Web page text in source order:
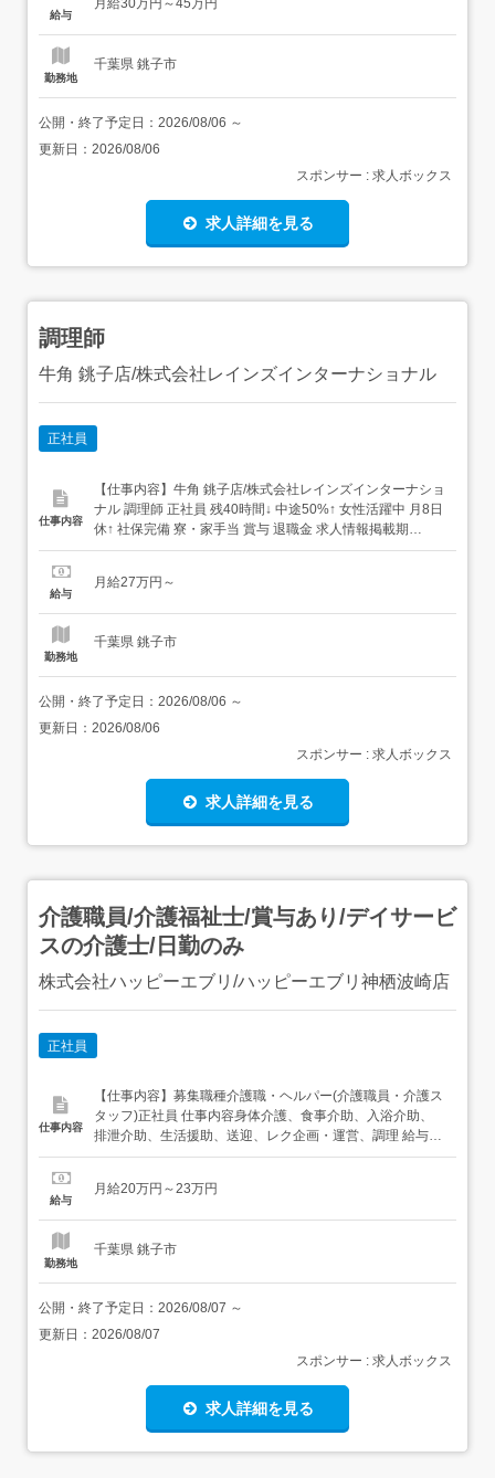
車12分JR総武本...
給与
月給30万円～45万円
勤務地
千葉県 銚子市
公開・終了予定日： 2026/08/06 ～
更新日： 2026/08/06
スポンサー : 求人ボックス
求人詳細を見る
調理師
牛角 銚子店/株式会社レインズインターナショナル
正社員
仕事内容
【仕事内容】牛角 銚子店/株式会社レインズインターナショ
ナル 調理師 正社員 残40時間↓ 中途50%↑ 女性活躍中 月8日
休↑ 社保完備 寮・家⼿当 賞与 退職金 求人情報掲載期
間:2026/07/16～2026/08/20 求人情報 店舗の特徴 上場企業
1 交 通 JR成田線「松岸駅」...
給与
月給27万円～
勤務地
千葉県 銚子市
公開・終了予定日： 2026/08/06 ～
更新日： 2026/08/06
スポンサー : 求人ボックス
求人詳細を見る
介護職員/介護福祉士/賞与あり/デイサービ
スの介護士/日勤のみ
株式会社ハッピーエブリ/ハッピーエブリ神栖波崎店
正社員
仕事内容
【仕事内容】募集職種介護職・ヘルパー(介護職員・介護ス
タッフ)正社員 仕事内容身体介護、食事介助、入浴介助、
排泄介助、生活援助、送迎、レク企画・運営、調理 給与・
手当<給与>月給200,000〜230,000円<手当>交通費支給:実
動車免許 勤務時間日勤専従1日勤:8:15～17:15(休憩60分...
給与
月給20万円～23万円
勤務地
千葉県 銚子市
公開・終了予定日： 2026/08/07 ～
更新日： 2026/08/07
スポンサー : 求人ボックス
求人詳細を見る